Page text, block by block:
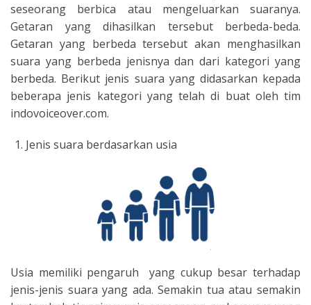
seseorang berbica atau mengeluarkan suaranya.
Getaran yang dihasilkan tersebut berbeda-beda.
Getaran yang berbeda tersebut akan menghasilkan
suara yang berbeda jenisnya dan dari kategori yang
berbeda. Berikut jenis suara yang didasarkan kepada
beberapa jenis kategori yang telah di buat oleh tim
indovoiceover.com.
Jenis suara berdasarkan usia
Usia memiliki pengaruh yang cukup besar terhadap
jenis-jenis suara yang ada. Semakin tua atau semakin